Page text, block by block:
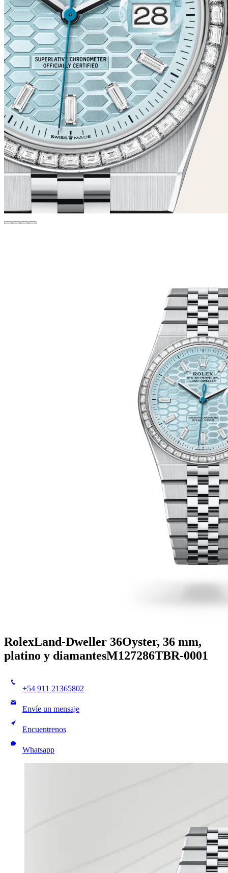
RolexLand-Dweller 36Oyster, 36 mm,
platino y diamantesM127286TBR-0001
+54 911 21365802
Envíe un mensaje
Encuentrenos
Whatsapp